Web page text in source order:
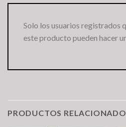
Solo los usuarios registrados
este producto pueden hacer
PRODUCTOS